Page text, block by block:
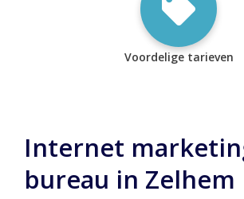
Voordelige tarieven
Internet
bureau in Zelhem